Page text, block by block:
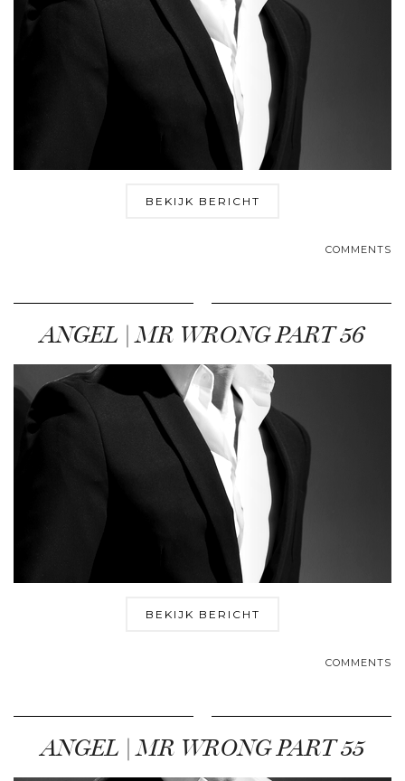
BEKIJK BERICHT
COMMENTS
ANGEL | MR WRONG PART 56
BEKIJK BERICHT
COMMENTS
ANGEL | MR WRONG PART 55